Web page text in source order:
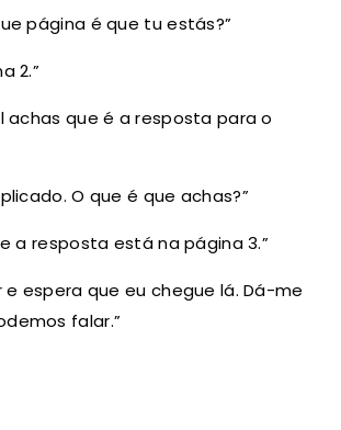
página é que tu estás?”
2.”
achas que é a resposta para o
O que é que achas?”
a resposta está na página 3.”
e espera que eu chegue lá. Dá-me
falar.”